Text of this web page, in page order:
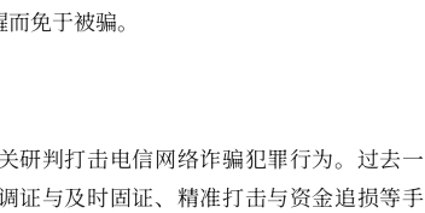
免于被骗。
研判打击电信网络诈骗犯罪行为。过去一
证与及时固证、精准打击与资金追损等手